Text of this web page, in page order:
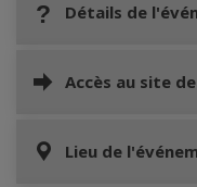
Détails de
Accès au site
Lieu de